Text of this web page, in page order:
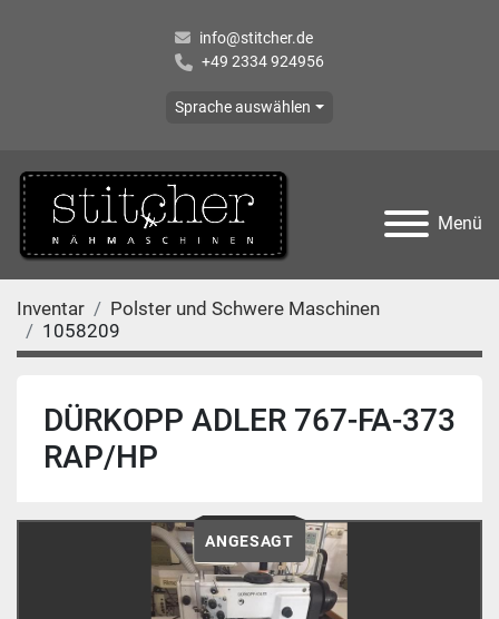
info@stitcher.de
+49 2334 924956
Sprache auswählen
Menü
Inventar
Polster und Schwere Maschinen
1058209
DÜRKOPP ADLER 767-FA-373
RAP/HP
ANGESAGT